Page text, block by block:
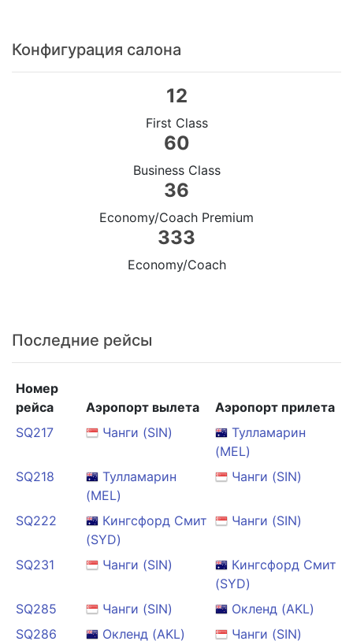
Конфигурация салона
12
First Class
60
Business Class
36
Economy/Coach Premium
333
Economy/Coach
Последние рейсы
Номер
рейса
Аэропорт вылета
Аэропорт прилета
SQ217
Чанги (SIN)
Тулламарин
(MEL)
SQ218
Тулламарин
(MEL)
Чанги (SIN)
SQ222
Кингсфорд Смит
(SYD)
Чанги (SIN)
SQ231 Чанги (SIN)
Кингсфорд Смит
(SYD)
SQ285
Чанги (SIN)
Окленд (AKL)
SQ286
Окленд (AKL)
Чанги (SIN)